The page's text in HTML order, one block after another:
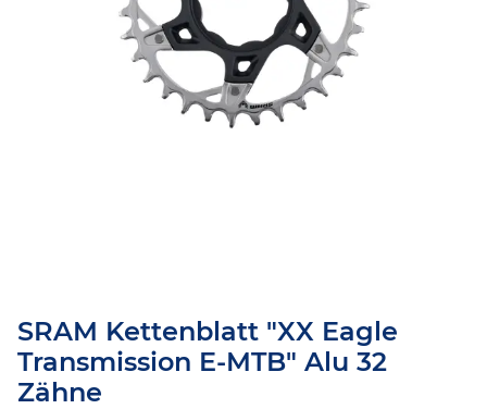
SRAM Kettenblatt "XX Eagle
Transmission E-MTB" Alu 32
Zähne